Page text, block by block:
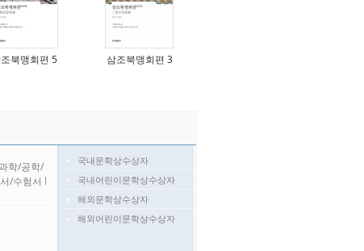
북맹회편 5 삼조북맹회편 3
과학/공학/
/수험서 l
국내문학상수상자
국내어린이문학상수상자
해외문학상수상자
해외어린이문학상수상자